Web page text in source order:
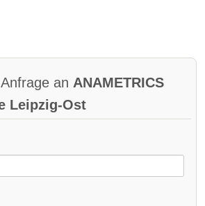
an ANAMETRICS
Leipzig-Ost